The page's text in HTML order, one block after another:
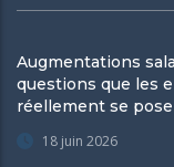
Augmentations
questions que les
réellement se
18 juin 2026